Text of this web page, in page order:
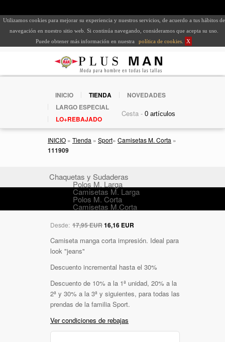
Utilizamos cookies para mejorar su experiencia y nuestros servicios, de acuerdo a tus hábitos de
navegación en nuestro sitio web. Si continúa navegando, consideramos que acepta su uso.
Puede obtener más información en nuestra
política de cookies X
INICIO TIENDA
NOVEDADES
LARGO ESPECIAL
LO+REBAJADO
Cesta -
INICIO » Tienda » Sport» Camisetas M. Corta »
111909
Chaquetas y Sudaderas
Polos M. Larga
Camisetas M. Larga
Polos M. Corta
Camisetas M.Corta
Desde: 17,95 EUR16,16 EUR
Camiseta manga corta impresión. Ideal para
look "jeans"
Descuento incremental hasta el 30%
Descuento de 10% a la 1ª unidad, 20% a la
2ª y 30% a la 3ª y siguientes, para todas las
prendas de la familia Sport.
Ver condiciones de rebajas